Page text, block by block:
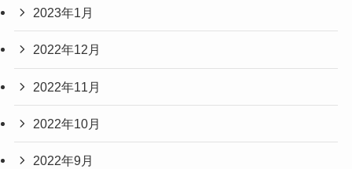
2023年1月
2022年12月
2022年11月
2022年10月
2022年9月